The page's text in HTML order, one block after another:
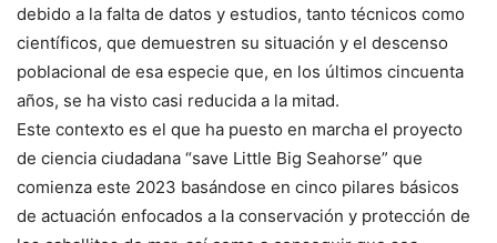
debido a la falta de datos y estudios, tanto técnicos como
científicos, que demuestren su situación y el descenso
poblacional de esa especie que, en los últimos cincuenta
años, se ha visto casi reducida a la mitad.
Este contexto es el que ha puesto en marcha el proyecto
de ciencia ciudadana “save Little Big Seahorse” que
comienza este 2023 basándose en cinco pilares básicos
de actuación enfocados a la conservación y protección de